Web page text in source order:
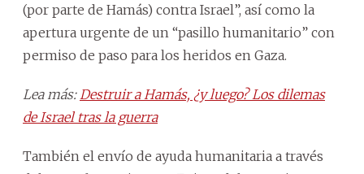
(por parte de Hamás) contra Israel”, así como la
apertura urgente de un “pasillo humanitario” con
permiso de paso para los heridos en Gaza.
Lea más: Destruir a Hamás, ¿y luego? Los dilemas
de Israel tras la guerra
También el envío de ayuda humanitaria a través